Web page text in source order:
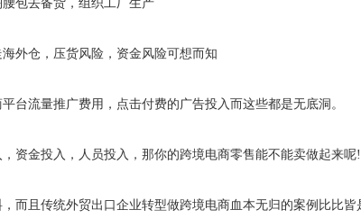
包去备货，组织工厂生产
仓，压货风险，资金风险可想而知
流量推广费用，点击付费的广告投入而这些都是无底洞。
金投入，人员投入，那你的跨境电商零售能不能卖做起来呢!
且传统外贸出口企业转型做跨境电商血本无归的案例比比皆